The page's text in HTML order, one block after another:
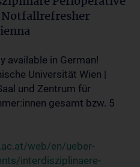
available in German!
Universität Wien |
und Zentrum für
gesamt bzw. 5
web/en/ueber-
interdisziplinaere-